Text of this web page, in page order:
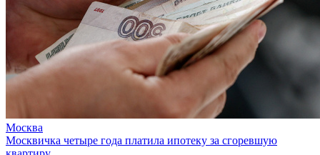
Москва
Москвичка четыре года платила ипотеку за сгоревшую